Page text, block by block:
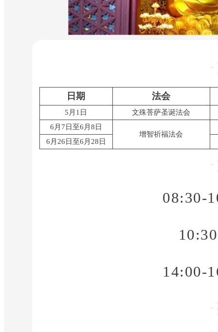
日期 法会
5月1日 文殊菩萨圣诞法会
6月7日至6月8日
增智祈福法会
6月26日至6月28日
08:30-
14:00-